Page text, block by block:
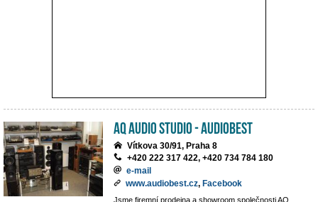
AQ Audio Studio - Audiobest
Vítkova 30/91, Praha 8
+420 222 317 422, +420 734 784 180
e-mail
www.audiobest.cz, Facebook
Jsme firemní prodejna a showroom společnosti AQ